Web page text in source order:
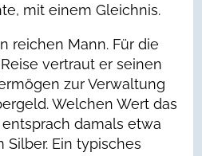
mit einem Gleichnis.
reichen Mann. Für die
vertraut er seinen
zur Verwaltung
Welchen Wert das
damals etwa
Silber. Ein typisches